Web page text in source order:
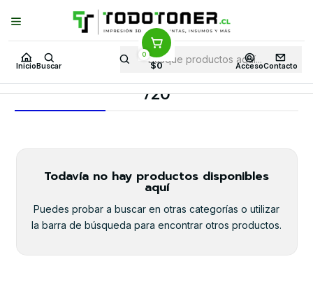
Inicio Buscar
0
$0 AccesoContacto
Puedes Elegir: Comprar enTienda· Despachoa Todo Chile · Retiro en
Tienda en24 Horas
Inicio Toner y tambor Toner Alternativo TOSHIBA
Equipos TOSHIBA
720
Todavía no hay productos disponibles
aquí
Puedes probar a buscar en otras categorías o utilizar
la barra de búsqueda para encontrar otros productos.